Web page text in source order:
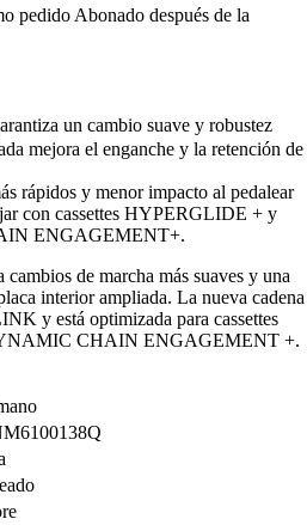
pedido Abonado después de la
un cambio suave y robustez
mejora el enganche y la retención de
rápidos y menor impacto al pedalear
con cassettes HYPERGLIDE + y
ENGAGEMENT+.
de marcha más suaves y una
interior ampliada. La nueva cadena
y está optimizada para cassettes
CHAIN ENGAGEMENT +.